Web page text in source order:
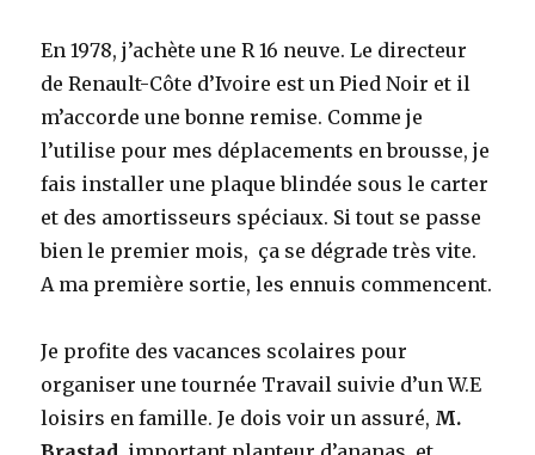
En 1978, j’achète une R 16 neuve. Le directeur
de Renault-Côte d’Ivoire est un Pied Noir et il
m’accorde une bonne remise. Comme je
l’utilise pour mes déplacements en brousse, je
fais installer une plaque blindée sous le carter
et des amortisseurs spéciaux. Si tout se passe
bien le premier mois, ça se dégrade très vite.
A ma première sortie, les ennuis commencent.
Je profite des vacances scolaires pour
organiser une tournée Travail suivie d’un W.E
loisirs en famille. Je dois voir un assuré, M.